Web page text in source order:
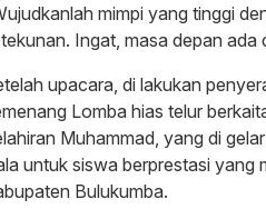
mimpi yang tinggi
Ingat, masa depan ada
upacara, di lakukan
Lomba hias telur
Muhammad, yang di
untuk siswa berprestasi yang
Bulukumba.